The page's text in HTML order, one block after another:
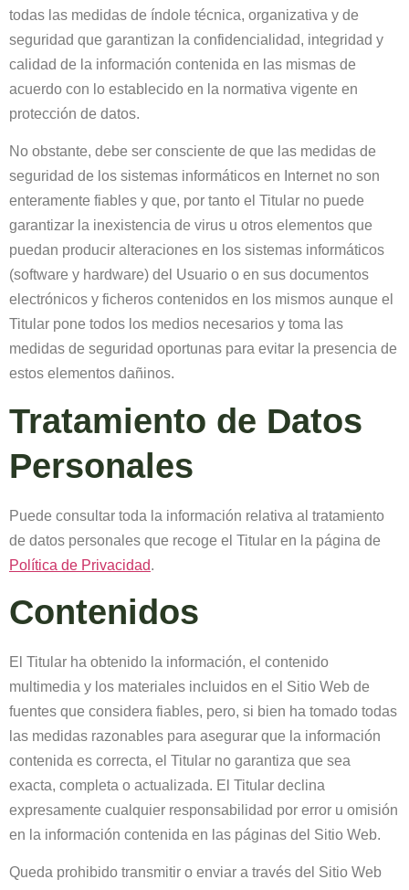
todas las medidas de índole técnica, organizativa y de
seguridad que garantizan la confidencialidad, integridad y
calidad de la información contenida en las mismas de
acuerdo con lo establecido en la normativa vigente en
protección de datos.
No obstante, debe ser consciente de que las medidas de
seguridad de los sistemas informáticos en Internet no son
enteramente fiables y que, por tanto el Titular no puede
garantizar la inexistencia de virus u otros elementos que
puedan producir alteraciones en los sistemas informáticos
(software y hardware) del Usuario o en sus documentos
electrónicos y ficheros contenidos en los mismos aunque el
Titular pone todos los medios necesarios y toma las
medidas de seguridad oportunas para evitar la presencia de
estos elementos dañinos.
Tratamiento de Datos
Personales
Puede consultar toda la información relativa al tratamiento
de datos personales que recoge el Titular en la página de
Política de Privacidad.
Contenidos
El Titular ha obtenido la información, el contenido
multimedia y los materiales incluidos en el Sitio Web de
fuentes que considera fiables, pero, si bien ha tomado todas
las medidas razonables para asegurar que la información
contenida es correcta, el Titular no garantiza que sea
exacta, completa o actualizada. El Titular declina
expresamente cualquier responsabilidad por error u omisión
en la información contenida en las páginas del Sitio Web.
Queda prohibido transmitir o enviar a través del Sitio Web